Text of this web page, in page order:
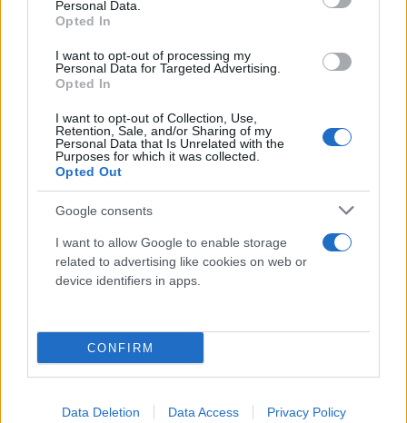
Personal Data.
Opted In
I want to opt-out of processing my
Personal Data for Targeted Advertising.
Opted In
I want to opt-out of Collection, Use,
Retention, Sale, and/or Sharing of my
Personal Data that Is Unrelated with the
Purposes for which it was collected.
Opted Out
Google consents
I want to allow Google to enable storage
related to advertising like cookies on web or
device identifiers in apps.
CONFIRM
Data Deletion Data Access Privacy Policy
FLASH FOCUS